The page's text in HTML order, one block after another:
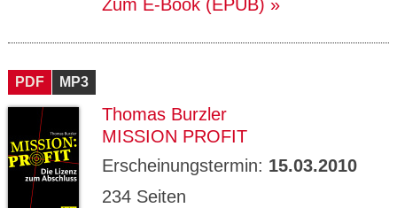
Zum E-Book (EPUB)
PDF MP3
Thomas Burzler
MISSION PROFIT
Erscheinungstermin: 15.03.2010
234 Seiten